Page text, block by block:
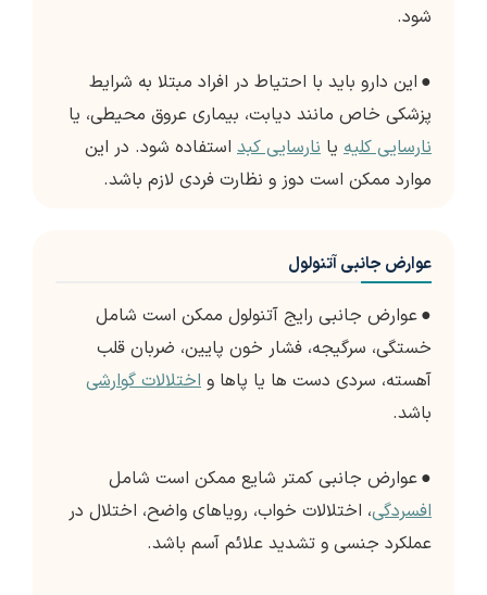
شود.
● این دارو باید با احتیاط در افراد مبتلا به شرایط
پزشکی خاص مانند دیابت، بیماری عروق محیطی، یا
نارسایی کلیه یا نارسایی کبد استفاده شود. در این
موارد ممکن است دوز و نظارت فردی لازم باشد.
عوارض جانبی آتنولول
●عوارض جانبی رایج آتنولول ممکن است شامل
خستگی، سرگیجه، فشار خون پایین، ضربان قلب
آهسته، سردی دست ها یا پاها و اختلالات گوارشی
باشد.
●عوارض جانبی کمتر شایع ممکن است شامل
افسردگی، اختلالات خواب، رویاهای واضح، اختلال در
عملکرد جنسی و تشدید علائم آسم باشد.